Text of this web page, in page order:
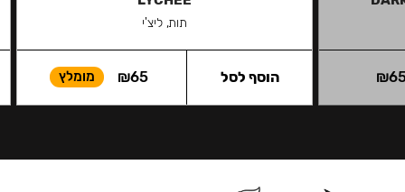
₪
תות, ליצ'י
₪65 מומלץ הוסף לסל